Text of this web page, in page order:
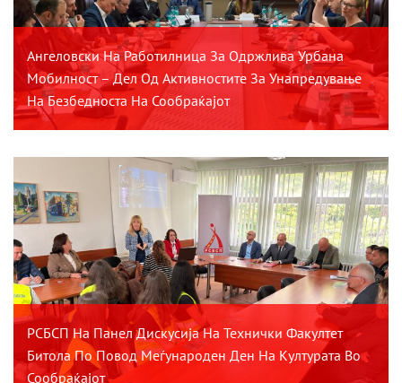
Ангеловски На Работилница За Одржлива Урбана
Мобилност – Дел Од Активностите За Унапредување
На Безбедноста На Сообраќајот
РСБСП На Панел Дискусија На Технички Факултет
Битола По Повод Меѓународен Ден На Културата Во
Сообраќајот